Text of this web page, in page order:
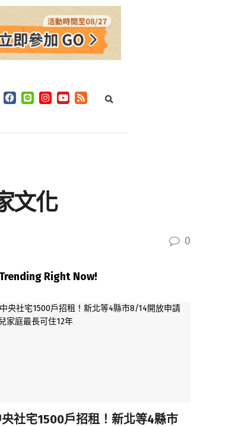
文化
0
Trending Right Now!
央社宅1500戶招租！新北等4縣市